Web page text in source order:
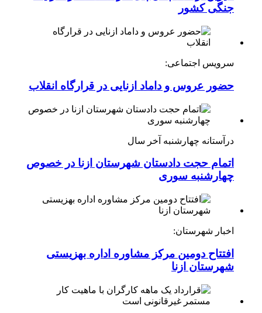
جنگی کشور
سرویس اجتماعی:
حضور عروس و داماد ازنایی در قرارگاه انقلاب
درآستانه چهارشنبه آخر سال
اتمام حجت دادستان شهرستان ازنا در خصوص
چهارشنبه ‌سوری
اخبار شهرستان:
افتتاح دومین مرکز مشاوره اداره بهزیستی
شهرستان ازنا